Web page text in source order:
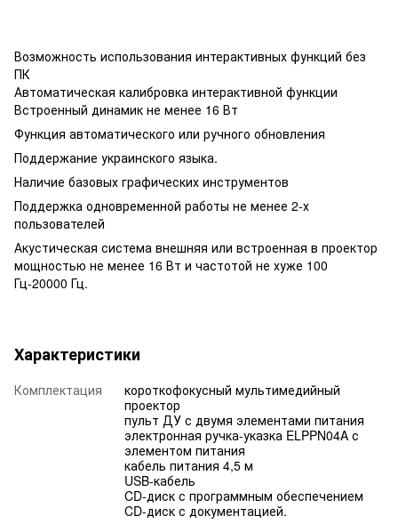
Возможность использования интерактивных функций без
ПК
Автоматическая калибровка интерактивной функции
Встроенный динамик не менее 16 Вт
Функция автоматического или ручного обновления
Поддержание украинского языка.
Наличие базовых графических инструментов
Поддержка одновременной работы не менее 2-х
пользователей
Акустическая система внешняя или встроенная в проектор
мощностью не менее 16 Вт и частотой не хуже 100
Гц-20000 Гц.
Характеристики
Комплектация
короткофокусный мультимедийный
проектор
пульт ДУ с двумя элементами питания
электронная ручка-указка ELPPN04A с
элементом питания
кабель питания 4,5 м
USB-кабель
CD-диск с программным обеспечением
CD-диск с документацией.